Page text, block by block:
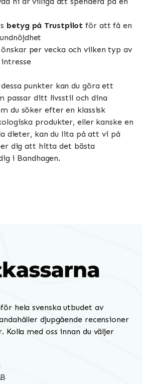
betyg på Trustpilot för att få en
per vecka och vilken typ av
punkter kan du göra ett
passar ditt livsstil och dina
du söker efter en klassisk
produkter, eller kanske en
dieter, kan du lita på att vi på
dig att hitta det bästa
i Bandhagen.
hela svenska utbudet av
djupgående recensioner
Kolla med oss innan du väljer